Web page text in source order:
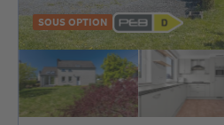
SOUS OPTION